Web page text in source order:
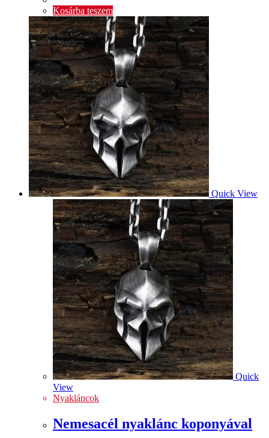
Kosárba teszem
Quick View
Quick
View
Nyakláncok
Nemesacél nyaklánc koponyával